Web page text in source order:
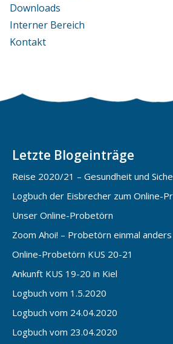
Downloads
Interner Bereich
Kontakt
Letzte Blogeinträge
Reise 2020/21 – Gesundheit und
Logbuch der Eisbrecher zum Online-
Unser Online-Probetörn
Zoom Ahoi! – Probetörn einmal anders
Online-Probetörn KUS 20-21
Ankunft KUS 19-20 in Kiel
Logbuch vom 1.5.2020
Logbuch vom 24.04.2020
Logbuch vom 23.04.2020